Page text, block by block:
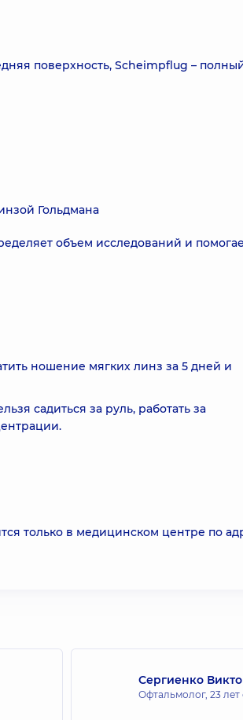
поверхность, Scheimpflug –
Гольдмана
объем исследований и
ношение мягких линз за 5 дней и
садиться за руль, работать за
только в медицинском центре по
Сергиенко
Офтальмолог, 23